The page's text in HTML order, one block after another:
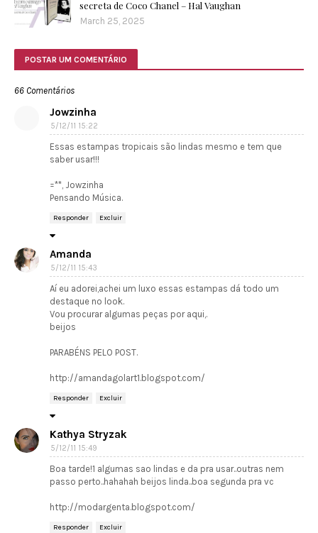
secreta de Coco Chanel – Hal Vaughan
March 25, 2025
POSTAR UM COMENTÁRIO
66 Comentários
Jowzinha
5/12/11 15:22
Essas estampas tropicais são lindas mesmo e tem que
saber usar!!!
=**, Jowzinha
Pensando Música.
Responder Excluir
Amanda
5/12/11 15:43
Aí eu adorei,achei um luxo essas estampas dá todo um
destaque no look.
Vou procurar algumas peças por aqui,.
beijos
PARABÉNS PELO POST.
http://amandagolart1.blogspot.com/
Responder Excluir
Kathya Stryzak
5/12/11 15:49
Boa tarde!1 algumas sao lindas e da pra usar..outras nem
passo perto..hahahah beijos linda..boa segunda pra vc
http://modargenta.blogspot.com/
Responder Excluir